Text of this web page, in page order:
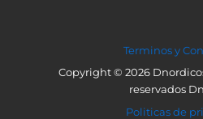
Terminos y
Copyright © 2026
reservados
Politicas de